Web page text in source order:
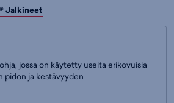
Jalkineet
jossa on käytetty useita erikovuisia
pidon ja kestävyyden